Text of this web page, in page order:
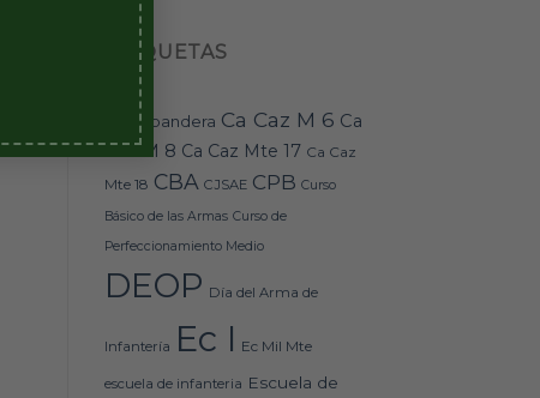
ETIQUETAS
BAI-11 bandera Ca Caz M 6 Ca
Caz M 8 Ca Caz Mte 17 Ca Caz
Mte 18 CBA CJSAE CPB Curso
Básico de las Armas Curso de
Perfeccionamiento Medio
DEOP Día del Arma de
Infantería Ec I Ec Mil Mte
escuela de infanteria Escuela de